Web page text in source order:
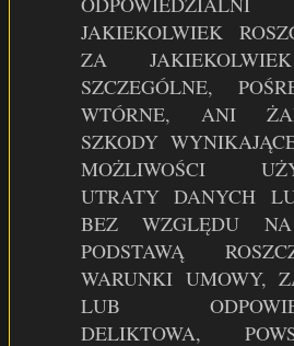
JAKIEKOLWIEK
ZA
SZCZEGÓLNE,
WTÓRNE, ANI
SZKODY
MOŻLIWOŚCI
UTRATY DANYCH
BEZ WZGLĘDU
PODSTAWĄ
WARUNKI UMOWY,
LUB
DELIKTOWA,